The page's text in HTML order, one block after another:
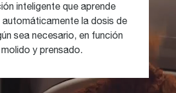
inteligente que aprende
la dosis de
sea necesario, en función
y prensado.
autocorrige la siguiente
de la preparación
un acabado de giro barista
constante de 10 kg replica
un barista profesional,
limpia y un resultado